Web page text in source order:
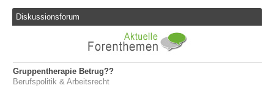
Diskussionsforum
Gruppentherapie Betrug??
Berufspolitik & Arbeitsrecht